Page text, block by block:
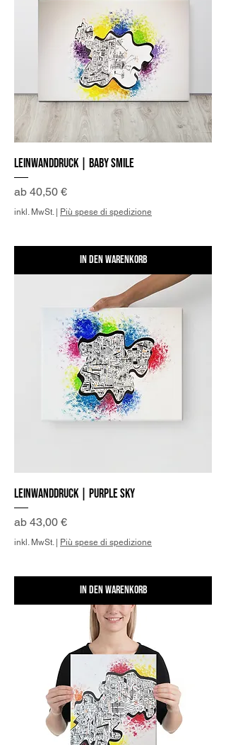
Leinwanddruck | Baby Smile
ab 40,50 €
Sale-Preis
inkl. MwSt.| Più spese di spedizione
In den Warenkorb
Leinwanddruck | Purple Sky
ab 43,00 €
Sale-Preis
inkl. MwSt.| Più spese di spedizione
In den Warenkorb